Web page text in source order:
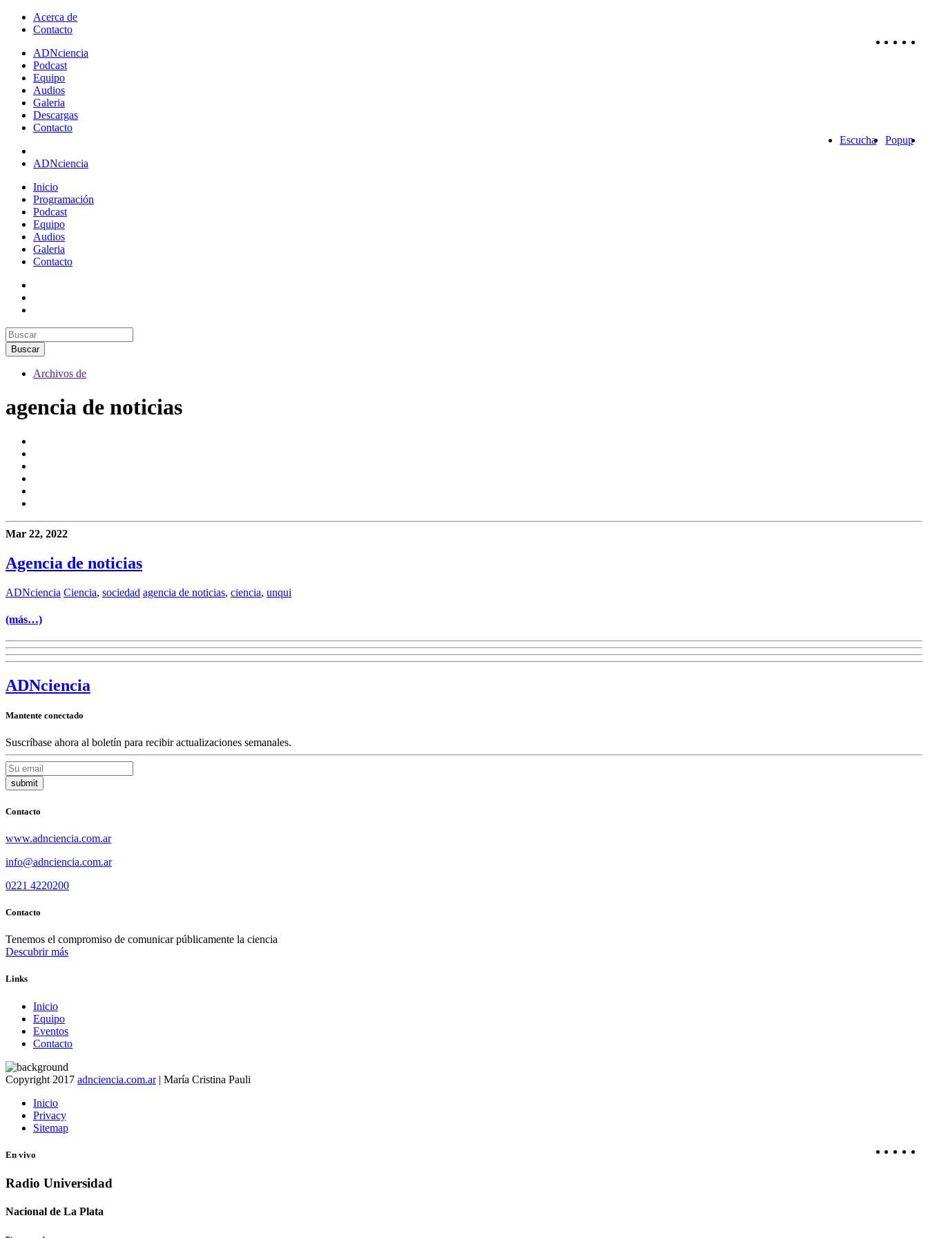
Acerca de
Contacto
ADNciencia
Podcast
Equipo
Audios
Galeria
Descargas
Contacto
Popup
Escucha
ADNciencia
Inicio
Programación
Podcast
Equipo
Audios
Galeria
Contacto
Archivos de
agencia de noticias
Mar 22, 2022
Agencia de noticias
ADNciencia Ciencia, sociedad agencia de noticias, ciencia, unqui
(más…)
ADNciencia
Mantente conectado
Suscríbase ahora al boletín para recibir actualizaciones semanales.
Contacto
www.adnciencia.com.ar
info@adnciencia.com.ar
0221 4220200
Contacto
Tenemos el compromiso de comunicar públicamente la ciencia
Descubrir más
Links
Inicio
Equipo
Eventos
Contacto
Copyright 2017 adnciencia.com.ar| María Cristina Pauli
Inicio
Privacy
Sitemap
En vivo
Radio Universidad
Nacional de La Plata